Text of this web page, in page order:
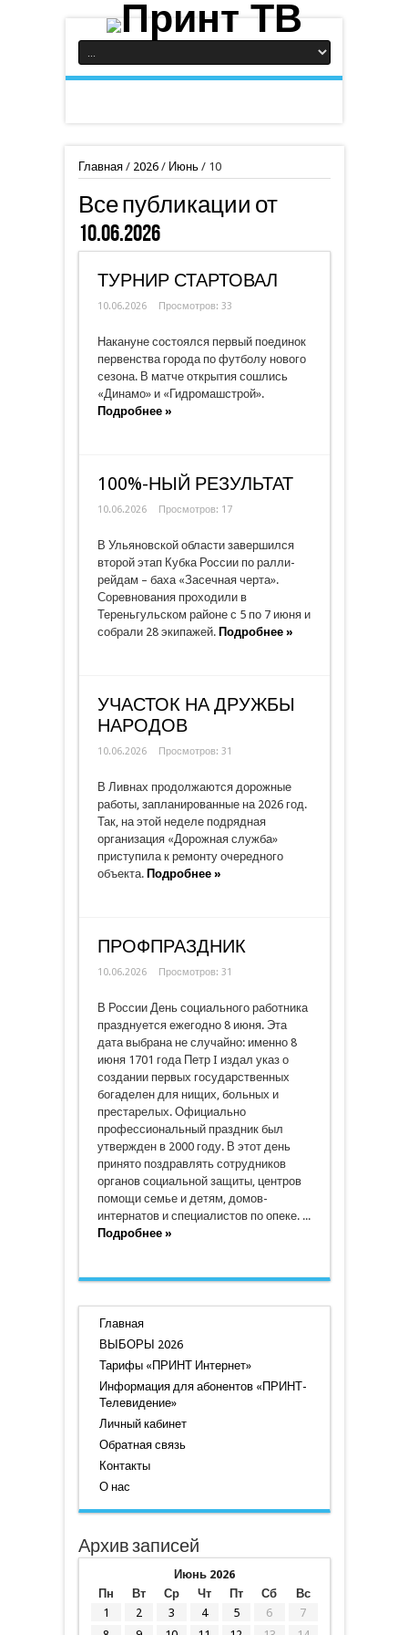
Главная/ 2026/ Июнь/ 10
Все публикации от
10.06.2026
ТУРНИР СТАРТОВАЛ
10.06.2026 Просмотров: 33
Накануне состоялся первый поединок
первенства города по футболу нового
сезона. В матче открытия сошлись
«Динамо» и «Гидромашстрой».
Подробнее »
100%-НЫЙ РЕЗУЛЬТАТ
10.06.2026 Просмотров: 17
В Ульяновской области завершился
второй этап Кубка России по ралли-
рейдам – баха «Засечная черта».
Соревнования проходили в
Тереньгульском районе с 5 по 7 июня и
собрали 28 экипажей. Подробнее »
УЧАСТОК НА ДРУЖБЫ
НАРОДОВ
10.06.2026 Просмотров: 31
В Ливнах продолжаются дорожные
работы, запланированные на 2026 год.
Так, на этой неделе подрядная
организация «Дорожная служба»
приступила к ремонту очередного
объекта. Подробнее »
ПРОФПРАЗДНИК
10.06.2026 Просмотров: 31
В России День социального работника
празднуется ежегодно 8 июня. Эта
дата выбрана не случайно: именно 8
июня 1701 года Петр I издал указ о
создании первых государственных
богаделен для нищих, больных и
престарелых. Официально
профессиональный праздник был
утвержден в 2000 году. В этот день
принято поздравлять сотрудников
органов социальной защиты, центров
помощи семье и детям, домов-
интернатов и специалистов по опеке. ...
Подробнее »
Главная
ВЫБОРЫ 2026
Тарифы «ПРИНТ Интернет»
Информация для абонентов «ПРИНТ-
Телевидение»
Личный кабинет
Обратная связь
Контакты
О нас
Архив записей
Июнь 2026
Пн
Вт Ср Чт Пт Сб
Вс
1
2 3 4 5 6
7